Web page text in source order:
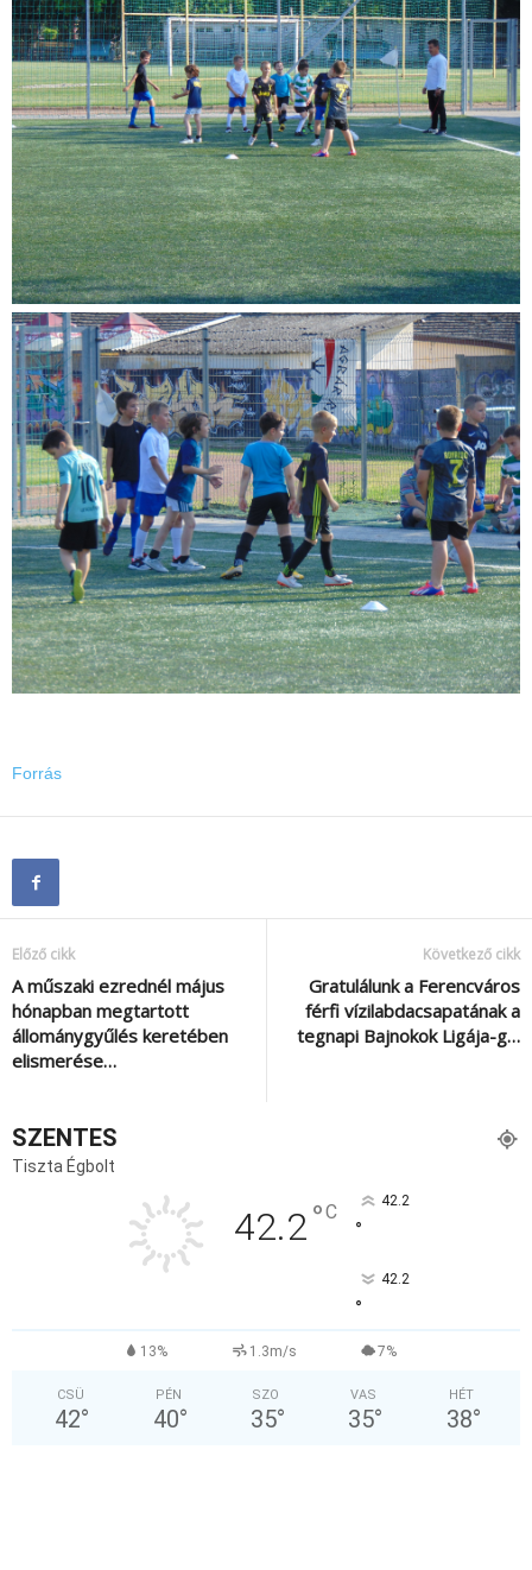
Forrás
Előző cikk
A műszaki ezrednél május
hónapban megtartott
állománygyűlés keretében
elismerése…
Következő cikk
Gratulálunk a Ferencváros
férfi vízilabdacsapatának a
tegnapi Bajnokok Ligája-g…
SZENTES
Tiszta Égbolt
42.2°C 42.2
°
42.2
°
13% 1.3m/s 7%
CSÜ
42°
PÉN
40°
SZO
35°
VAS
35°
HÉT
38°